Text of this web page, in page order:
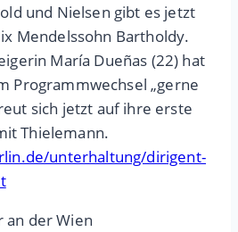
und Nielsen gibt es jetzt
Mendelssohn Bartholdy.
María Dueñas (22) hat
Programmwechsel „gerne
sich jetzt auf ihre erste
Thielemann.
unterhaltung/dirigent-
der Wien